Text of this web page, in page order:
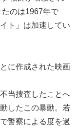
のは1967年で
ト」は加速してい
に作成された映画
当捜査したことへ
したこの暴動。若
警察による度を過